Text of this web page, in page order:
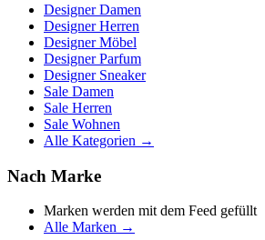
Designer Damen
Designer Herren
Designer Möbel
Designer Parfum
Designer Sneaker
Sale Damen
Sale Herren
Sale Wohnen
Alle Kategorien →
Nach Marke
Marken werden mit dem Feed gefüllt
Alle Marken →